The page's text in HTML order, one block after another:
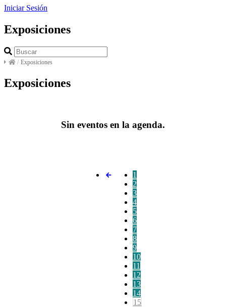
Iniciar Sesión
Exposiciones
/ Exposiciones
Exposiciones
Sin eventos en la agenda.
1
2
3
4
5
6
7
8
9
10
11
12
13
14
15